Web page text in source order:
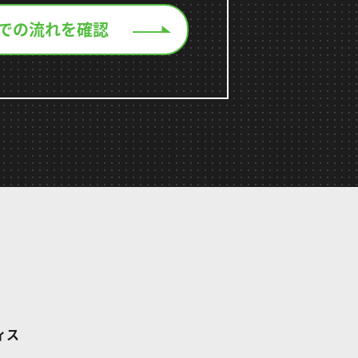
の流れを確認
ス